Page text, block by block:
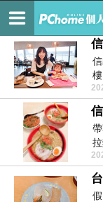
ღ霙霙ღ晃晃ღ